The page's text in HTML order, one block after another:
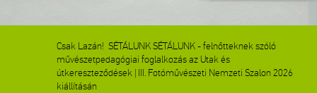
Csak Lazán! SÉTÁLUNK SÉTÁLUNK - felnőtteknek szóló
művészetpedagógiai foglalkozás az Utak és
útkereszteződések | III. Fotóművészeti Nemzeti Szalon 2026
kiállításán